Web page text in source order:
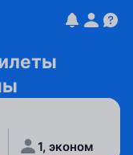
1, эконом